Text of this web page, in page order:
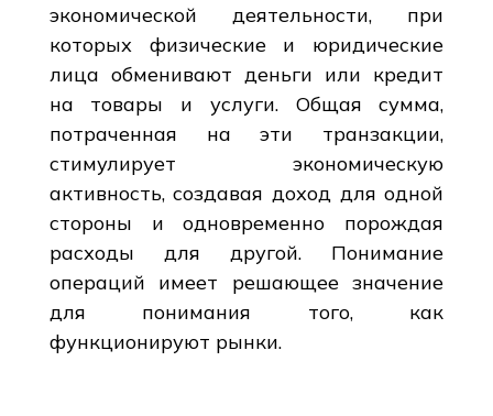
экономической деятельности, при
которых физические и юридические
лица обменивают деньги или кредит
на товары и услуги. Общая сумма,
потраченная на эти транзакции,
стимулирует экономическую
активность, создавая доход для одной
стороны и одновременно порождая
расходы для другой. Понимание
операций имеет решающее значение
для понимания того, как
функционируют рынки.